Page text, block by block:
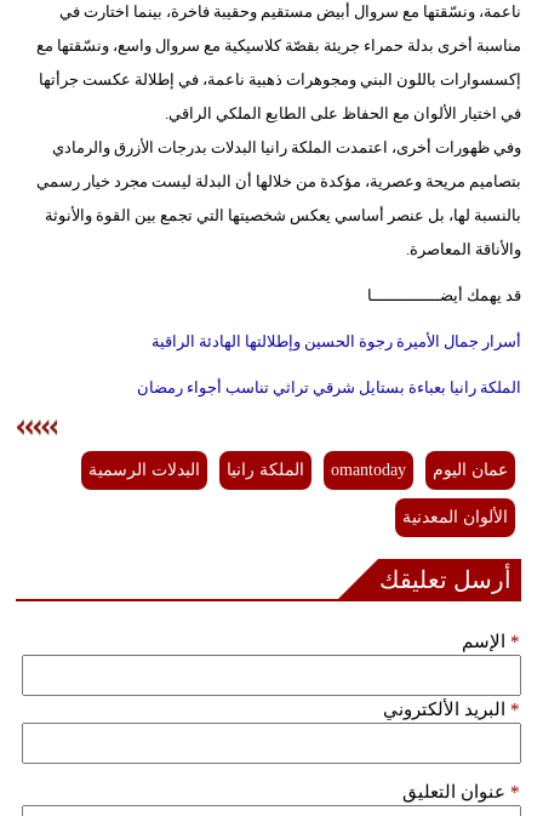
ناعمة، ونسّقتها مع سروال أبيض مستقيم وحقيبة فاخرة، بينما اختارت في
مناسبة أخرى بدلة حمراء جريئة بقصّة كلاسيكية مع سروال واسع، ونسّقتها مع
إكسسوارات باللون البني ومجوهرات ذهبية ناعمة، في إطلالة عكست جرأتها
في اختيار الألوان مع الحفاظ على الطابع الملكي الراقي.
وفي ظهورات أخرى، اعتمدت الملكة رانيا البدلات بدرجات الأزرق والرمادي
بتصاميم مريحة وعصرية، مؤكدة من خلالها أن البدلة ليست مجرد خيار رسمي
بالنسبة لها، بل عنصر أساسي يعكس شخصيتها التي تجمع بين القوة والأنوثة
والأناقة المعاصرة.
قد يهمك أيضــــــــــــــا
أسرار جمال الأميرة رجوة الحسين وإطلالتها الهادئة الراقية
الملكة رانيا بعباءة بستايل شرقي تراثي تناسب أجواء رمضان
عمان اليوم omantoday الملكة رانيا البدلات الرسمية
الألوان المعدنية
أرسل تعليقك
الإسم *
البريد الألكتروني *
عنوان التعليق *